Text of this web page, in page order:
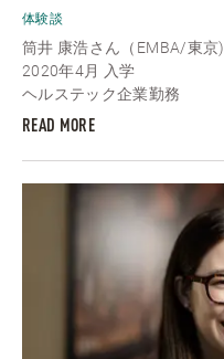
体験談
筒井 康浩さん（EMBA/東京)
2020年4月 入学
ヘルステック企業勤務
READ MORE